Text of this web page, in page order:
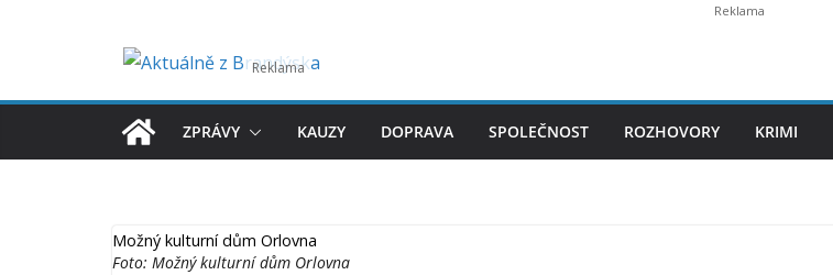
obsah
ZPRÁVY KAUZY DOPRAVA SPOLEČNOST ROZHOVORY KRIMI
Možný kulturní dům Orlovna
Foto: Možný kulturní dům Orlovna